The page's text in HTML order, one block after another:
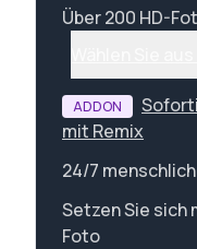
Über 200 HD-
ADDON
mit Remix
24/7
Setzen Sie sich
Foto